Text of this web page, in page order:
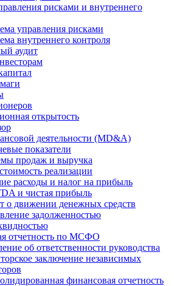
рисками и внутреннего
управления рисками
внутреннего контроля
аудит
открытость
деятельности (MD&A)
показатели
продаж и выручка
реализации
расходы и налог на прибыль
и чистая прибыль
о движении денежных средств
задолженностью
отчетность по МСФО
об ответственности руководства
заключение независимых
финансовая отчетность